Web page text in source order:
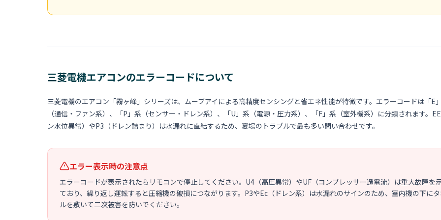
三菱電機エアコンのエラーコードについて
三菱電機のエアコン「霧ヶ峰」シリーズは、ムーブアイによる高精度センシングと省エネ性能が特徴です。エラーコードは「E
（通信・ファン系）、「P」系（センサー・ドレン系）、「U」系（電源・圧力系）、「F」系（室外機系）に分類されます。
ン水位異常）やP3（ドレン詰まり）は水漏れに直結するため、夏場のトラブルで最も多い問い合わせです。
エラー表示時の注意点
エラーコードが表示されたらリモコンで停止してください。U4（高圧異常）やUF（コンプレッサー過電流）は重大故障を
ており、繰り返し運転すると圧縮機の破損につながります。P3やEc（ドレン系）は水漏れのサインのため、室内機の下に
ルを敷いて二次被害を防いでください。